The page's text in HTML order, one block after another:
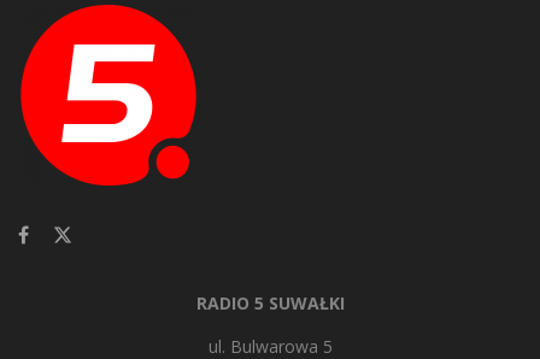
RADIO 5 SUWAŁKI
ul. Bulwarowa 5